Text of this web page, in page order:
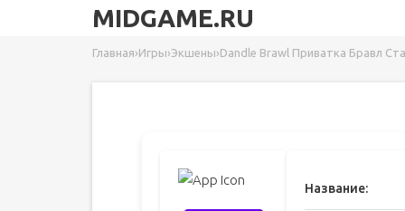
MIDGAME.RU
Главная›Игры›Экшены›Dandle Brawl Приватка Бравл
Название: